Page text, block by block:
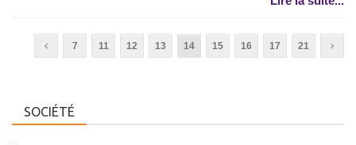
7 11 12 13 14 15 16 17 21
SOCIÉTÉ